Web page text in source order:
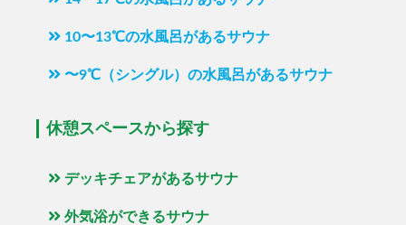
10〜13℃の水風呂があるサウナ
〜9℃（シングル）の水風呂があるサウナ
休憩スペースから探す
デッキチェアがあるサウナ
外気浴ができるサウナ